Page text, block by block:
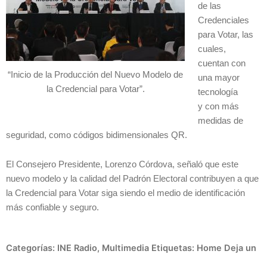
“Inicio de la Producción del Nuevo Modelo de
la Credencial para Votar”.
de las
Credenciales
para Votar, las
cuales,
cuentan con
una mayor
tecnología
y con más
medidas de
seguridad, como códigos bidimensionales QR.
El Consejero Presidente, Lorenzo Córdova, señaló que este
nuevo modelo y la calidad del Padrón Electoral contribuyen a que
la Credencial para Votar siga siendo el medio de identificación
más confiable y seguro.
Categorías: INE Radio, Multimedia Etiquetas: Home Deja un